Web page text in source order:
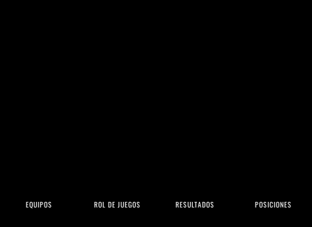
EQUIPOS ROL DE JUEGOS RESULTADOS POSICIONES